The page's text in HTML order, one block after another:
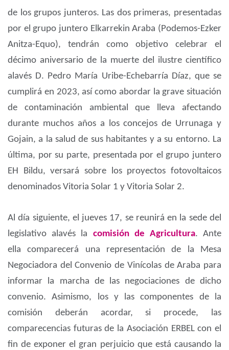
de los grupos junteros. Las dos primeras, presentadas
por el grupo juntero Elkarrekin Araba (Podemos-Ezker
Anitza-Equo), tendrán como objetivo celebrar el
décimo aniversario de la muerte del ilustre científico
alavés D. Pedro María Uribe-Echebarría Díaz, que se
cumplirá en 2023, así como abordar la grave situación
de contaminación ambiental que lleva afectando
durante muchos años a los concejos de Urrunaga y
Gojain, a la salud de sus habitantes y a su entorno. La
última, por su parte, presentada por el grupo juntero
EH Bildu, versará sobre los proyectos fotovoltaicos
denominados Vitoria Solar 1 y Vitoria Solar 2.
Al día siguiente, el jueves 17, se reunirá en la sede del
legislativo alavés la comisión de Agricultura. Ante
ella comparecerá una representación de la Mesa
Negociadora del Convenio de Vinícolas de Araba para
informar la marcha de las negociaciones de dicho
convenio. Asimismo, los y las componentes de la
comisión deberán acordar, si procede, las
comparecencias futuras de la Asociación ERBEL con el
fin de exponer el gran perjuicio que está causando la